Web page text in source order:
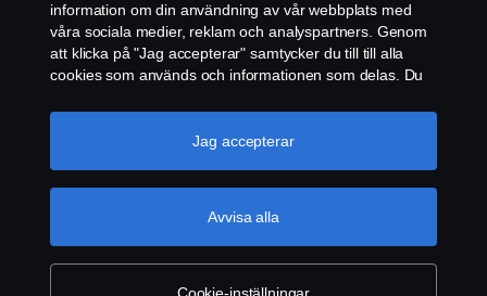
© Copyright Scania 2026 All rights reserved. Scania
CV AB (publ), SE-151 87 Södertälje, Sweden, Tel:
information om din användning av vår webbplats med
våra sociala medier, reklam och analyspartners. Genom
att klicka på "Jag accepterar" samtycker du till till alla
cookies som används och informationen som delas. Du
"Cookie-inställningar" och välja de kategorier du vill
acceptera. För en mer detaljerad förklaring av hur vi
Avvisa alla
Jag accepterar